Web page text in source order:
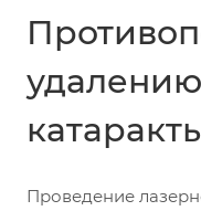
Проведение